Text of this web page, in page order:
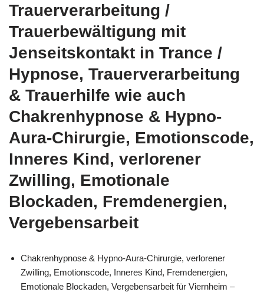
Trauerverarbeitung /
Trauerbewältigung mit
Jenseitskontakt in Trance /
Hypnose, Trauerverarbeitung
& Trauerhilfe wie auch
Chakrenhypnose & Hypno-
Aura-Chirurgie, Emotionscode,
Inneres Kind, verlorener
Zwilling, Emotionale
Blockaden, Fremdenergien,
Vergebensarbeit
Chakrenhypnose & Hypno-Aura-Chirurgie, verlorener
Zwilling, Emotionscode, Inneres Kind, Fremdenergien,
Emotionale Blockaden, Vergebensarbeit für Viernheim –